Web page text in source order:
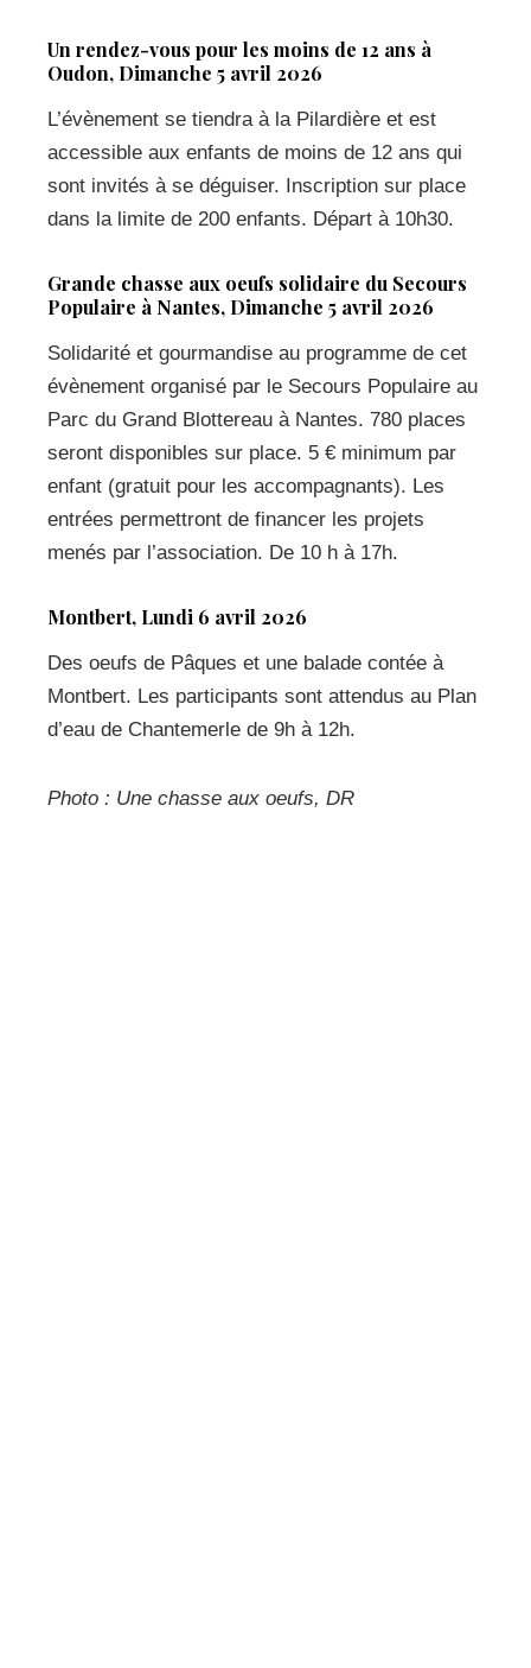
Un rendez-vous pour les moins de 12 ans à
Oudon, Dimanche 5 avril 2026
L’évènement se tiendra à la Pilardière et est
accessible aux enfants de moins de 12 ans qui
sont invités à se déguiser. Inscription sur place
dans la limite de 200 enfants. Départ à 10h30.
Grande chasse aux oeufs solidaire du Secours
Populaire à Nantes, Dimanche 5 avril 2026
Solidarité et gourmandise au programme de cet
évènement organisé par le Secours Populaire au
Parc du Grand Blottereau à Nantes. 780 places
seront disponibles sur place. 5 € minimum par
enfant (gratuit pour les accompagnants). Les
entrées permettront de financer les projets
menés par l’association. De 10 h à 17h.
Montbert, Lundi 6 avril 2026
Des oeufs de Pâques et une balade contée à
Montbert. Les participants sont attendus au Plan
d’eau de Chantemerle de 9h à 12h.
Photo : Une chasse aux oeufs, DR